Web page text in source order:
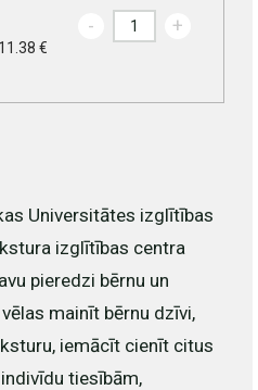
€
- +
Universitātes izglītības
izglītības centra
pieredzi bērnu un
mainīt bērnu dzīvi,
iemācīt cienīt citus
tiesībām,